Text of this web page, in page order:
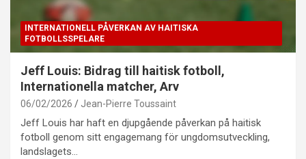
INTERNATIONELL PÅVERKAN AV HAITISKA
FOTBOLLSSPELARE
Jeff Louis: Bidrag till haitisk fotboll,
Internationella matcher, Arv
06/02/2026 Jean-Pierre Toussaint
Jeff Louis har haft en djupgående påverkan på haitisk
fotboll genom sitt engagemang för ungdomsutveckling,
landslagets…